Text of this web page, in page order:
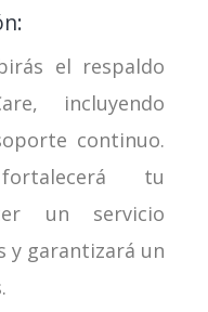
el respaldo
incluyendo
continuo.
tu
un servicio
y garantizará un